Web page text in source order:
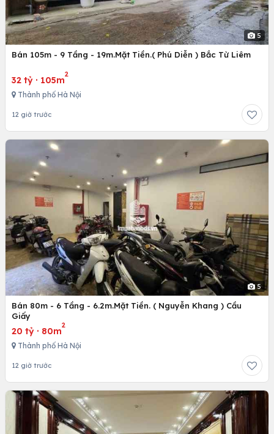
5
Bán 105m - 9 Tầng - 19m.Mặt Tiền.( Phú Diễn ) Bắc Từ Liêm
32 tỷ · 105m
2
Thành phố Hà Nội
12 giờ trước
5
Bán 80m - 6 Tầng - 6.2m.Mặt Tiền. ( Nguyễn Khang ) Cầu
Giấy
20 tỷ · 80m
2
Thành phố Hà Nội
12 giờ trước